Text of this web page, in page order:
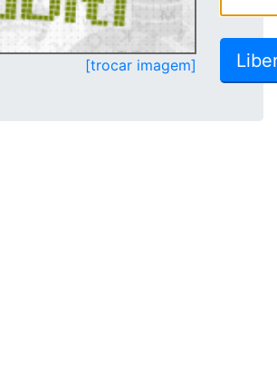
[trocar imagem]